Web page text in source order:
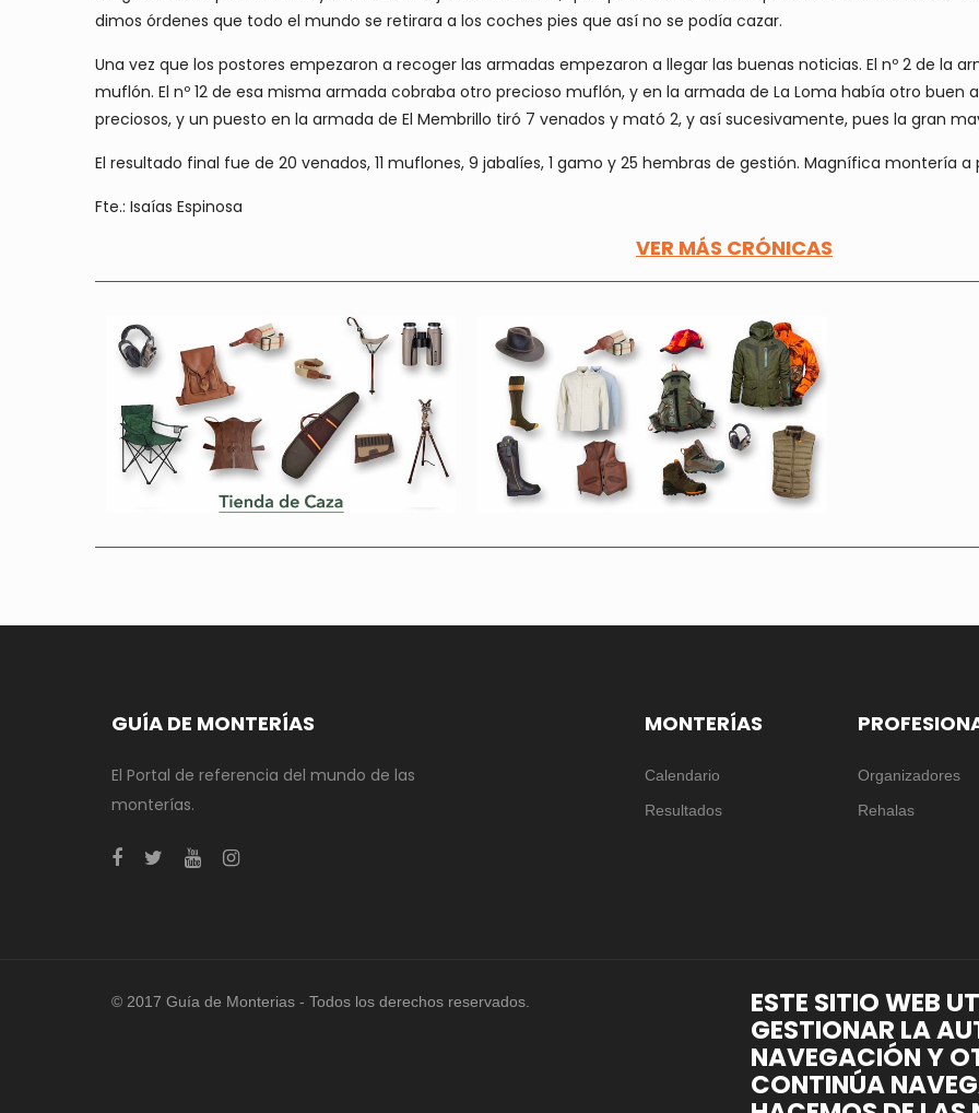
dimos órdenes que todo el mundo se retirara a los coches pies que así no se podía cazar.
Una vez que los postores empezaron a recoger las armadas empezaron a llegar las buenas noticias. El nº 2 de la
muflón. El nº 12 de esa misma armada cobraba otro precioso muflón, y en la armada de La Loma había otro buen
preciosos, y un puesto en la armada de El Membrillo tiró 7 venados y mató 2, y así sucesivamente, pues la gran
El resultado final fue de 20 venados, 11 muflones, 9 jabalíes, 1 gamo y 25 hembras de gestión. Magnífica montería
Fte.: Isaías Espinosa
VER MÁS CRÓNICAS
GUÍA DE MONTERÍAS
El Portal de referencia del mundo de las
monterías.
MONTERÍAS
Calendario
Resultados
Organizadores
Rehalas
© 2017 Guía de Monterias - Todos los derechos reservados. ESTE SITIO WEB
GESTIONAR LA
NAVEGACIÓN Y
CONTINÚA